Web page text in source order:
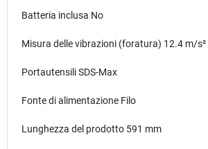
Batteria inclusa No
Misura delle vibrazioni (foratura) 12.4 m/s²
Portautensili SDS-Max
Fonte di alimentazione Filo
Lunghezza del prodotto 591 mm